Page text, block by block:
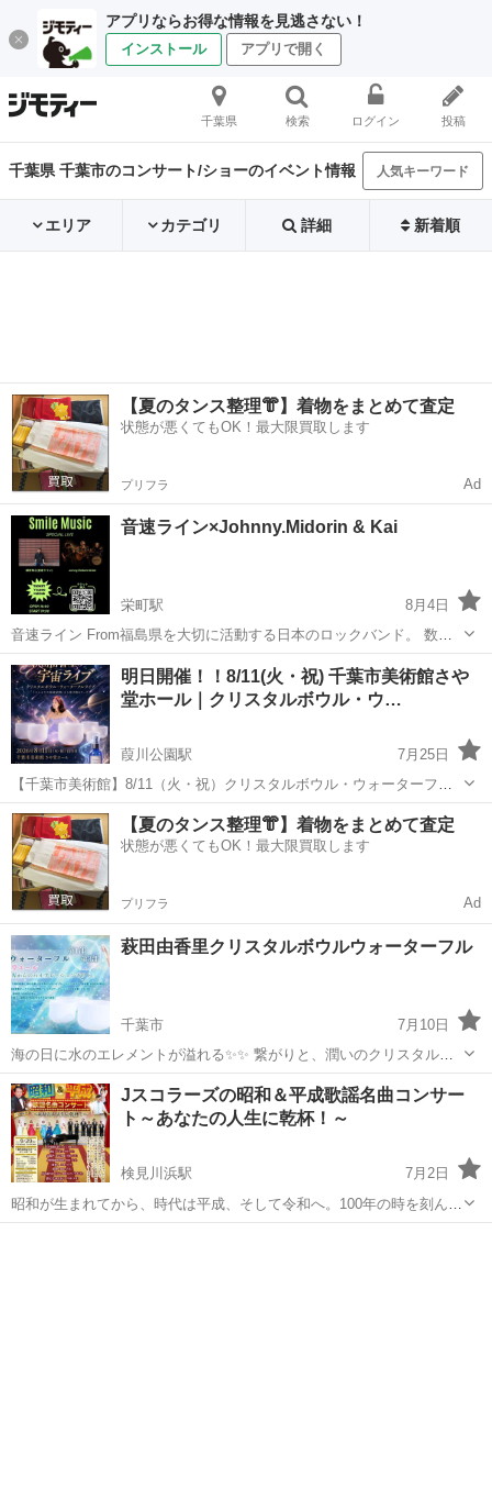
アプリならお得な情報を見逃さない！
インストール アプリで開く
千葉県 検索 ログイン 投稿
千葉県 千葉市のコンサート/ショーのイベント情報 人気キーワード
エリア カテゴリ 詳細 新着順
【夏のタンス整理👘】着物をまとめて査定
状態が悪くてもOK！最大限買取します
プリフラ Ad
音速ライン×Johnny.Midorin & Kai
栄町駅
8月4日
音速ライン From福島県を大切に活動する日本のロックバンド。 数々
の楽曲タイアップの獲得、楽曲提供、フェスに多数出演。 対バンには
この日、初披露となる、Johnny,Midorin,Kai KAIIKKI + 作曲家・...
千葉 千葉市 栄町駅 コンサート/ショー フェス
明日開催！！8/11(火・祝) 千葉市美術館さや
堂ホール｜クリスタルボウル・ウ…
葭川公園駅
7月25日
【千葉市美術館】8/11（火・祝）クリスタルボウル・ウォーターフル
ライブ開催！ なんと‼️ 3部終了後、沢山の振動を浴びたトロットロのお
水でスペシャルスプレーも販売されます✨ 昭和初期の歴史的建築（旧
川崎銀行千葉支店）を...
千葉 千葉市 葭川公園駅 コンサート/ショー
クリスタルボウル
【夏のタンス整理👘】着物をまとめて査定
状態が悪くてもOK！最大限買取します
プリフラ Ad
萩田由香里クリスタルボウルウォーターフル
千葉市
7月10日
海の日に水のエレメントが溢れる✨✨ 繋がりと、潤いのクリスタルボ
ウルライブ❤️✨🪽 8/11(火祝) 【千葉】1部 萩田由香里クリスタルボウ
ル ウォーターフル 大地の鼓動と水の光線〜自然界からのバイブレーシ
ョンギフト ...
千葉 千葉市 コンサート/ショー クリスタルボウル
Jスコラーズの昭和＆平成歌謡名曲コンサー
ト～あなたの人生に乾杯！～
検見川浜駅
7月2日
昭和が生まれてから、時代は平成、そして令和へ。100年の時を刻んで
きました。 あの頃、家族と囲んだ食卓、友と歩いた帰り道、テレビ・